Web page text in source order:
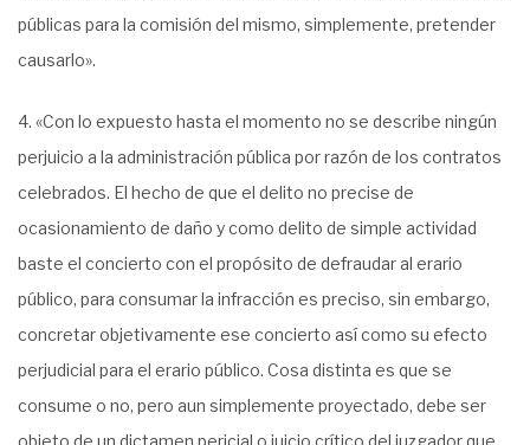
públicas para la comisión del mismo, simplemente, pretender
causarlo».
4. «Con lo expuesto hasta el momento no se describe ningún
perjuicio a la administración pública por razón de los contratos
celebrados. El hecho de que el delito no precise de
ocasionamiento de daño y como delito de simple actividad
baste el concierto con el propósito de defraudar al erario
público, para consumar la infracción es preciso, sin embargo,
concretar objetivamente ese concierto así como su efecto
perjudicial para el erario público. Cosa distinta es que se
consume o no, pero aun simplemente proyectado, debe ser
objeto de un dictamen pericial o juicio crítico del juzgador que